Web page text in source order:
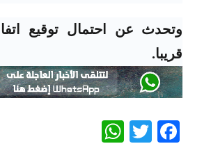
وتحدث عن احتمال توقيع
قريبا.
Facebook
Twitter
WhatsApp